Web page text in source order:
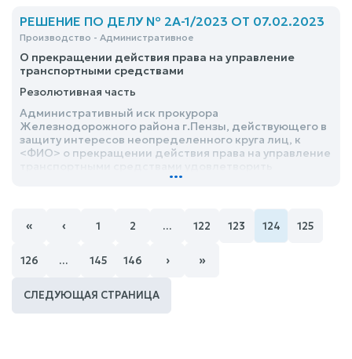
РЕШЕНИЕ ПО ДЕЛУ № 2А-1/2023 ОТ 07.02.2023
Производство - Административное
О прекращении действия права на управление
транспортными средствами
Резолютивная часть
Административный иск прокурора
Железнодорожного района г.Пензы, действующего в
защиту интересов неопределенного круга лиц, к
<ФИО> о прекращении действия права на управление
...
« ‹ 1 2 … 122 123 124 125
126 … 145 146 › »
СЛЕДУЮЩАЯ СТРАНИЦА